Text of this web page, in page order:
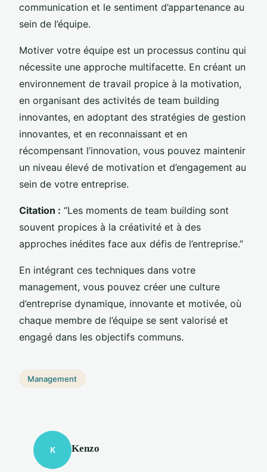
communication et le sentiment d’appartenance au
sein de l’équipe.
Motiver votre équipe est un processus continu qui
nécessite une approche multifacette. En créant un
environnement de travail propice à la motivation,
en organisant des activités de team building
innovantes, en adoptant des stratégies de gestion
innovantes, et en reconnaissant et en
récompensant l’innovation, vous pouvez maintenir
un niveau élevé de motivation et d’engagement au
sein de votre entreprise.
Citation : “Les moments de team building sont
souvent propices à la créativité et à des
approches inédites face aux défis de l’entreprise.”
En intégrant ces techniques dans votre
management, vous pouvez créer une culture
d’entreprise dynamique, innovante et motivée, où
chaque membre de l’équipe se sent valorisé et
engagé dans les objectifs communs.
Management
K Kenzo